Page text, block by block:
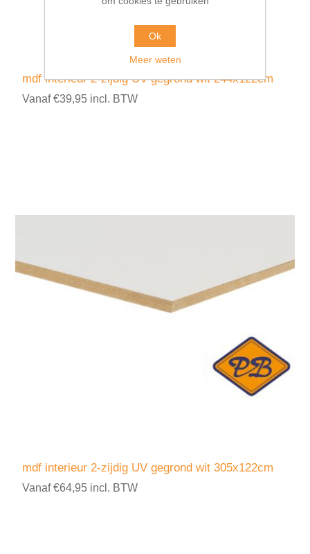
mdf interieur 2-zijdig UV gegrond wit 244x122cm
Vanaf €39,95 incl. BTW
mdf interieur 2-zijdig UV gegrond wit 305x122cm
Vanaf €64,95 incl. BTW
Ok
Meer weten